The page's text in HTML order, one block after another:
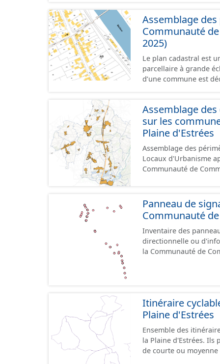
terrains à vocation
du CNIG se limitant
Assemblage
Communauté
2025)
Le plan cadastral est
parcellaire à grande
d’une commune est
dans un même lieudit
au format vecteur est
papier ou raster
sont actuellement
propose l'assemblage
même regroupées à
Assemblage
sur les
Plaine d'Estrées
Assemblage des
Locaux d'Urbanisme
Communauté de Communes
documents papiers
Panneau de
Communauté
Inventaire des
directionnelle ou
la Communauté de
Itinéraire
Plaine d'Estrées
Ensemble des
la Plaine d'Estrées. Ils permettent de desservir les lieux d'intérêts du territoire
de courte ou